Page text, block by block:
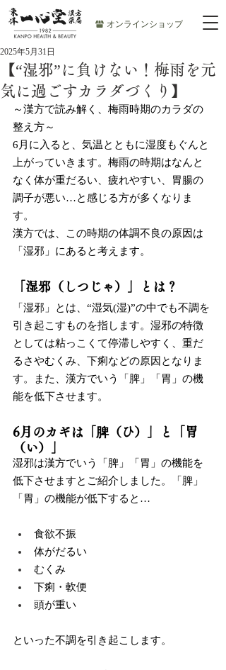
オンラインショップ
【“湿邪”に負けない！梅雨を元
気に過ごすカラダづくり】
2025年5月31日
～漢方で読み解く、梅雨時期のカラダの
整え方～
6月に入ると、気温とともに湿度もぐんと
上がっていきます。梅雨の時期はなんと
なく体が重だるい、疲れやすい、胃腸の
調子が悪い…と感じる方が多くなりま
す。
漢方では、この時期の体調不良の原因は
「湿邪」にあると考えます。
「湿邪（しつじゃ）」とは？
「湿邪」とは、“湿気(湿)”の中でも不調を
引き起こすものを指します。湿邪の特徴
としては粘っこくて停滞しやすく、重だ
るさやむくみ、下痢などの原因となりま
す。また、漢方でいう「脾」「胃」の機
能を低下させます。
6月のカギは「脾（ひ）」と「胃
（い）」
湿邪は漢方でいう「脾」「胃」の機能を
低下させますとご紹介しました。「脾」
「胃」の機能が低下すると…
食欲不振
体がだるい
むくみ
下痢・軟便
頭が重い
といった不調を引き起こします。